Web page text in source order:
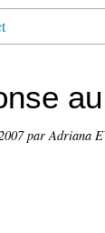
par Adriana